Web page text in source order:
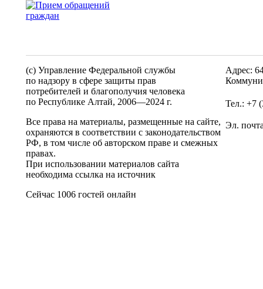
(c) Управление Федеральной службы
по надзору в сфере защиты прав
потребителей и благополучия человека
по Республике Алтай, 2006—2024 г.
Все права на материалы, размещенные на сайте,
охраняются в соответствии с законодательством
РФ, в том числе об авторском праве и смежных
правах.
При использовании материалов сайта
необходима ссылка на источник
Сейчас 1006 гостей онлайн
Адрес:
Тел.: +7
Эл.